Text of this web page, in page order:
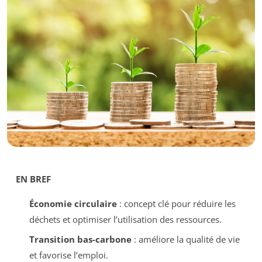
EN BREF
Économie circulaire: concept clé pour réduire les
déchets et optimiser l’utilisation des ressources.
Transition bas-carbone: améliore la qualité de vie
et favorise l’emploi.